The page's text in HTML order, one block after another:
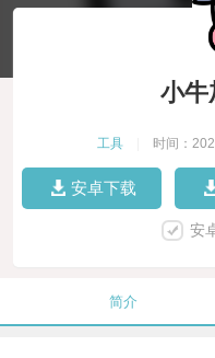
小牛
工具 时间：
安卓下载
安
简介